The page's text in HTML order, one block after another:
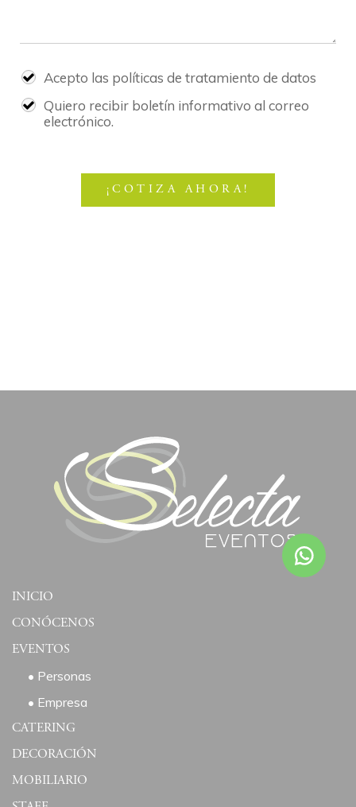
Acepto las políticas de tratamiento de datos
Quiero recibir boletín informativo al correo
electrónico.
INICIO
CONÓCENOS
EVENTOS
• Personas
• Empresa
CATERING
DECORACIÓN
MOBILIARIO